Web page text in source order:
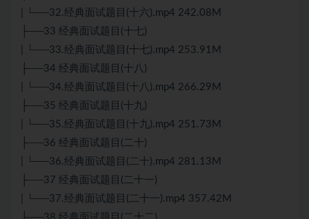
| └──32.经典面试题目(十六).mp4 242.08M
├──33 经典面试题目(十七)
| └──33.经典面试题目(十七).mp4 253.91M
├──34 经典面试题目(十八)
| └──34.经典面试题目(十八).mp4 266.29M
├──35 经典面试题目(十九)
| └──35.经典面试题目(十九).mp4 251.73M
├──36 经典面试题目(二十)
| └──36.经典面试题目(二十).mp4 281.13M
├──37 经典面试题目(二十一)
| └──37.经典面试题目(二十一).mp4 357.42M